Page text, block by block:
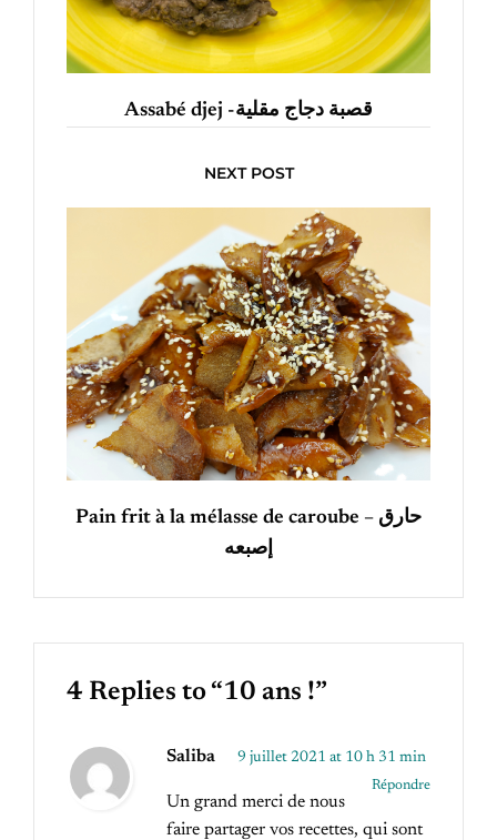
Assabé djej -قصبة دجاج مقلية
NEXT POST
Pain frit à la mélasse de caroube – حارق
إصبعه
4 Replies to “10 ans !”
Saliba 9 juillet 2021 at 10 h 31 min
Répondre
Un grand merci de nous
faire partager vos recettes, qui sont